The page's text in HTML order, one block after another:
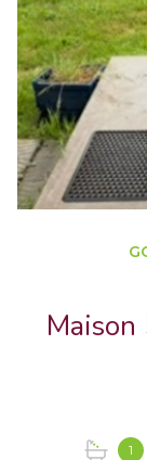
Maison 5 pièce(s) 4 chambre(s)
1